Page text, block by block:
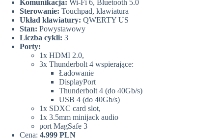
Komunikacja: Wi-Fi 6, Bluetooth 5.0
Sterowanie: Touchpad, klawiatura
Układ klawiatury: QWERTY US
Stan: Powystawowy
Liczba cykli: 3
Porty:
1x HDMI 2.0,
3x Thunderbolt 4 wspierające:
Ładowanie
DisplayPort
Thunderbolt 4 (do 40Gb/s)
USB 4 (do 40Gb/s)
1x SDXC card slot,
1x 3.5mm minijack audio
port MagSafe 3
Cena: 4.999 PLN